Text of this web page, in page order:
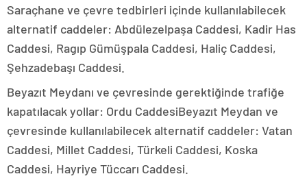
Saraçhane ve çevre tedbirleri içinde kullanılabilecek
alternatif caddeler: Abdülezelpaşa Caddesi, Kadir Has
Caddesi, Ragıp Gümüşpala Caddesi, Haliç Caddesi,
Şehzadebaşı Caddesi.
Beyazıt Meydanı ve çevresinde gerektiğinde trafiğe
kapatılacak yollar: Ordu CaddesiBeyazıt Meydan ve
çevresinde kullanılabilecek alternatif caddeler: Vatan
Caddesi, Millet Caddesi, Türkeli Caddesi, Koska
Caddesi, Hayriye Tüccarı Caddesi.